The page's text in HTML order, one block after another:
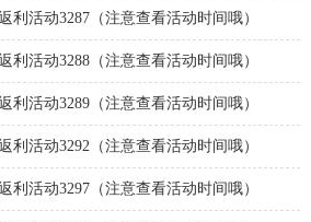
利活动3287（注意查看活动时间哦）
利活动3288（注意查看活动时间哦）
利活动3289（注意查看活动时间哦）
利活动3292（注意查看活动时间哦）
利活动3297（注意查看活动时间哦）